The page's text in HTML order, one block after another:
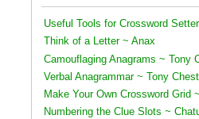
Useful Tools for Crossword
Think of a Letter ~ Anax
Camouflaging Anagrams ~ Tony
Verbal Anagrammar ~ Tony
Make Your Own Crossword Grid
Numbering the Clue Slots ~